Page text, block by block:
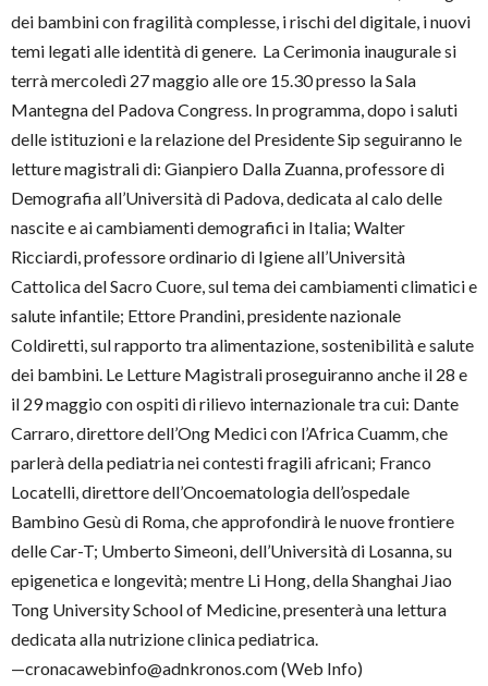
dei bambini con fragilità complesse, i rischi del digitale, i nuovi
temi legati alle identità di genere. La Cerimonia inaugurale si
terrà mercoledì 27 maggio alle ore 15.30 presso la Sala
Mantegna del Padova Congress. In programma, dopo i saluti
delle istituzioni e la relazione del Presidente Sip seguiranno le
letture magistrali di: Gianpiero Dalla Zuanna, professore di
Demografia all’Università di Padova, dedicata al calo delle
nascite e ai cambiamenti demografici in Italia; Walter
Ricciardi, professore ordinario di Igiene all’Università
Cattolica del Sacro Cuore, sul tema dei cambiamenti climatici e
salute infantile; Ettore Prandini, presidente nazionale
Coldiretti, sul rapporto tra alimentazione, sostenibilità e salute
dei bambini. Le Letture Magistrali proseguiranno anche il 28 e
il 29 maggio con ospiti di rilievo internazionale tra cui: Dante
Carraro, direttore dell’Ong Medici con l’Africa Cuamm, che
parlerà della pediatria nei contesti fragili africani; Franco
Locatelli, direttore dell’Oncoematologia dell’ospedale
Bambino Gesù di Roma, che approfondirà le nuove frontiere
delle Car-T; Umberto Simeoni, dell’Università di Losanna, su
epigenetica e longevità; mentre Li Hong, della Shanghai Jiao
Tong University School of Medicine, presenterà una lettura
dedicata alla nutrizione clinica pediatrica.
—cronacawebinfo@adnkronos.com (Web Info)